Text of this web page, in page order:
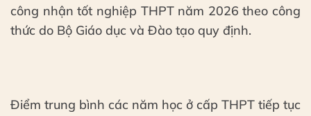
công nhận tốt nghiệp THPT năm 2026 theo công
thức do Bộ Giáo dục và Đào tạo quy định.
Điểm trung bình các năm học ở cấp THPT tiếp tục